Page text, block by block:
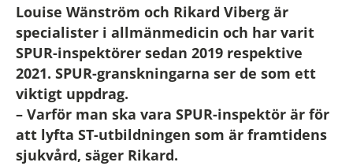
Louise Wänström och Rikard Viberg är
specialister i allmänmedicin och har varit
SPUR-inspektörer sedan 2019 respektive
2021. SPUR-granskningarna ser de som ett
viktigt uppdrag.
– Varför man ska vara SPUR-inspektör är för
att lyfta ST-utbildningen som är framtidens
sjukvård, säger Rikard.